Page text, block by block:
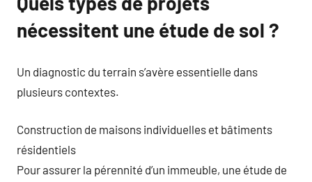
nécessitent une étude de sol ?
Un diagnostic du terrain s’avère essentielle dans
plusieurs contextes.
Construction de maisons individuelles et bâtiments
résidentiels
Pour assurer la pérennité d’un immeuble, une étude de